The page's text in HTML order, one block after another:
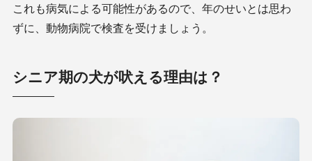
これも病気による可能性があるので、年のせいとは思わ
ずに、動物病院で検査を受けましょう。
シニア期の犬が吠える理由は？